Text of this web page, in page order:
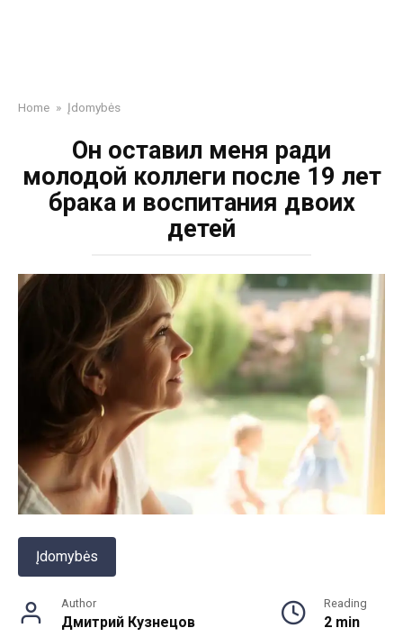
Home » Įdomybės
Он оставил меня ради
молодой коллеги после 19 лет
брака и воспитания двоих
детей
Įdomybės
Author
Дмитрий Кузнецов
Reading
2 min